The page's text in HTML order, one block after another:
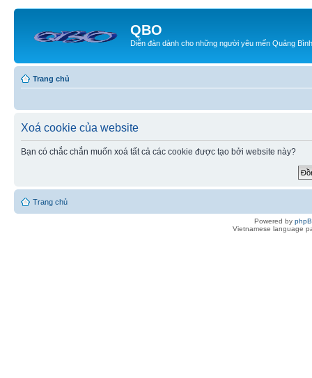
QBO
Diễn đàn dành cho những người yêu mến Quảng Bình
Trang chủ
Xoá cookie của website
Bạn có chắc chắn muốn xoá tất cả các cookie được tạo bởi website này?
Trang chủ
Powered by
Vietnamese language